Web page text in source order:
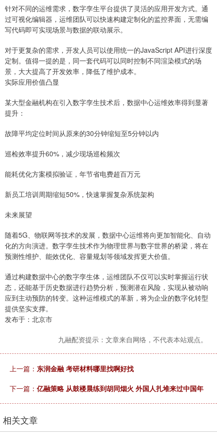
针对不同的运维需求，数字孪生平台提供了灵活的应用开发方式。通
过可视化编辑器，运维团队可以快速构建定制化的监控界面，无需编
写代码即可实现场景与数据的联动展示。
对于更复杂的需求，开发人员可以使用统一的JavaScript API进行深度
定制。值得一提的是，同一套代码可以同时控制不同渲染模式的场
景，大大提高了开发效率，降低了维护成本。
实际应用价值凸显
某大型金融机构在引入数字孪生技术后，数据中心运维效率得到显著
提升：
故障平均定位时间从原来的30分钟缩短至5分钟以内
巡检效率提升60%，减少现场巡检频次
能耗优化方案模拟验证，年节省电费超百万元
新员工培训周期缩短50%，快速掌握复杂系统架构
未来展望
随着5G、物联网等技术的发展，数据中心运维将向更加智能化、自动
化的方向演进。数字孪生技术作为物理世界与数字世界的桥梁，将在
预测性维护、能效优化、容量规划等领域发挥更大价值。
通过构建数据中心的数字孪生体，运维团队不仅可以实时掌握运行状
态，还能基于历史数据进行趋势分析，预测潜在风险，实现从被动响
应到主动预防的转变。这种运维模式的革新，将为企业的数字化转型
提供坚实支撑。
发布于：北京市
九融配资提示：文章来自网络，不代表本站观点。
上一篇： 东润金融 考研材料哪里找啊好找
下一篇： 亿融策略 从鼓楼晨练到胡同烟火 外国人扎堆来过中国年
相关文章